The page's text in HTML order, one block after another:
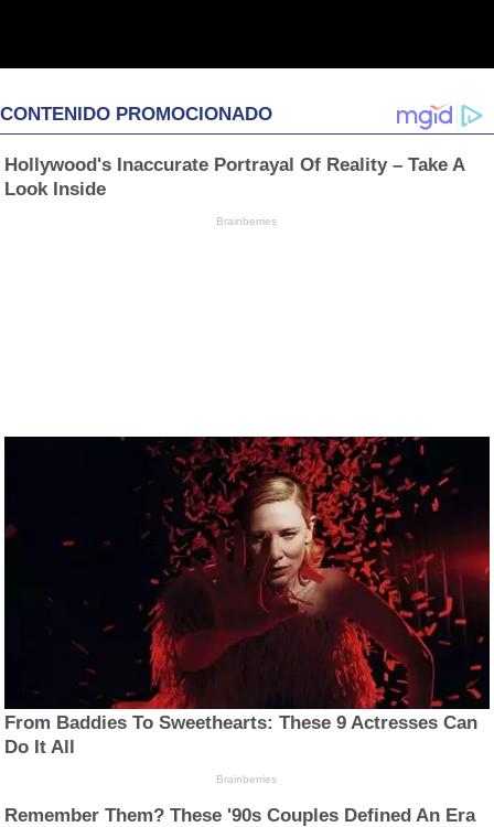
CONTENIDO PROMOCIONADO
Hollywood's Inaccurate Portrayal Of Reality – Take A
Look Inside
Brainberries
From Baddies To Sweethearts: These 9 Actresses Can
Do It All
Brainberries
Remember Them? These '90s Couples Defined An Era